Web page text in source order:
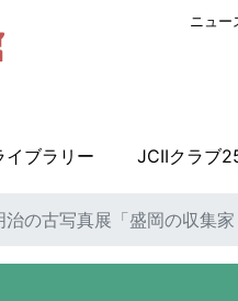
イブラリー JCIIクラブ
ニュー
治の古写真展「盛岡の収集